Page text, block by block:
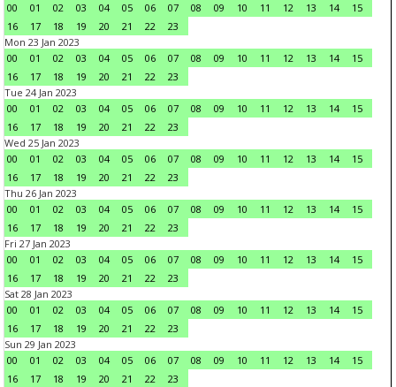
00
01 02 03 04 05 06 07 08 09 10 11 12 13 14
15
16
17 18 19 20 21 22
23
Mon 23 Jan 2023
00
01 02 03 04 05 06 07 08 09 10 11 12 13 14
15
16
17 18 19 20 21 22
23
Tue 24 Jan 2023
00
01 02 03 04 05 06 07 08 09 10 11 12 13 14
15
16
17 18 19 20 21 22
23
Wed 25 Jan 2023
00
01 02 03 04 05 06 07 08 09 10 11 12 13 14
15
16
17 18 19 20 21 22
23
Thu 26 Jan 2023
00
01 02 03 04 05 06 07 08 09 10 11 12 13 14
15
16
17 18 19 20 21 22
23
Fri 27 Jan 2023
00
01 02 03 04 05 06 07 08 09 10 11 12 13 14
15
16
17 18 19 20 21 22
23
Sat 28 Jan 2023
00
01 02 03 04 05 06 07 08 09 10 11 12 13 14
15
16
17 18 19 20 21 22
23
Sun 29 Jan 2023
00
01 02 03 04 05 06 07 08 09 10 11 12 13 14
15
16
17 18 19 20 21 22
23